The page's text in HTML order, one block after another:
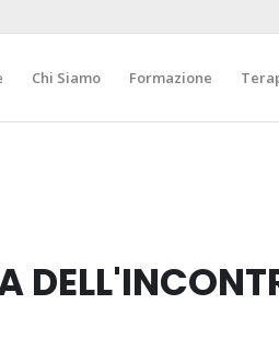
Chi Siamo Formazione